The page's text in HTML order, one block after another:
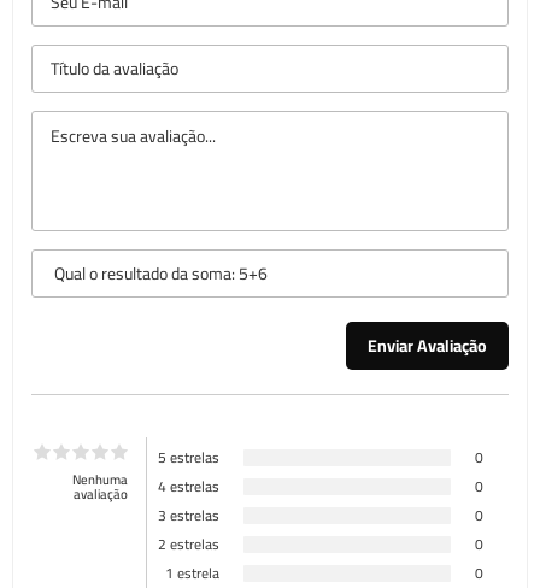
Nenhuma
avaliação
5 estrelas
0
4 estrelas
0
3 estrelas
0
2 estrelas
0
1 estrela
0